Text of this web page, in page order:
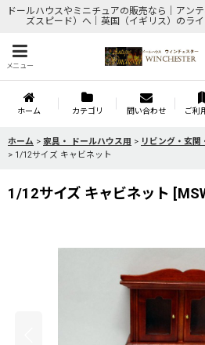
ドールハウスやミニチュアの販売なら｜アン
ズスピード）へ｜英国（イギリス）のライ
メニュー
ホーム カテゴリ 問い合わせ ご利
ホーム > 家具・ ドールハウス用 > リビング・玄関
> 1/12サイズ キャビネット
1/12サイズ キャビネット [